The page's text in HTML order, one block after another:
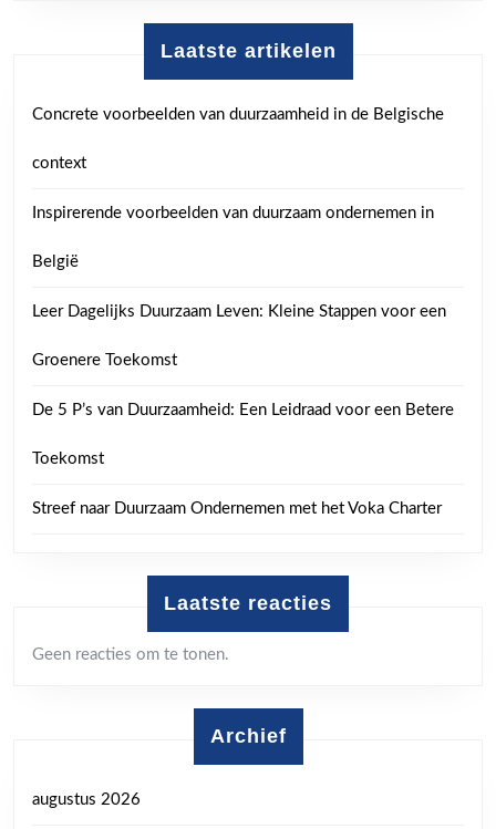
Laatste artikelen
Concrete voorbeelden van duurzaamheid in de Belgische
context
Inspirerende voorbeelden van duurzaam ondernemen in
België
Leer Dagelijks Duurzaam Leven: Kleine Stappen voor een
Groenere Toekomst
De 5 P’s van Duurzaamheid: Een Leidraad voor een Betere
Toekomst
Streef naar Duurzaam Ondernemen met het Voka Charter
Laatste reacties
Geen reacties om te tonen.
Archief
augustus 2026